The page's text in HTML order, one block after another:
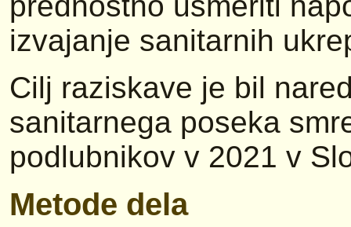
izvajanje sanitarnih
Cilj raziskave je bil
sanitarnega poseka
podlubnikov v 2021 v
Metode dela